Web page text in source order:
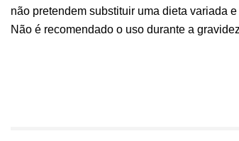
não pretendem substituir uma dieta variada
Não é recomendado o uso durante a